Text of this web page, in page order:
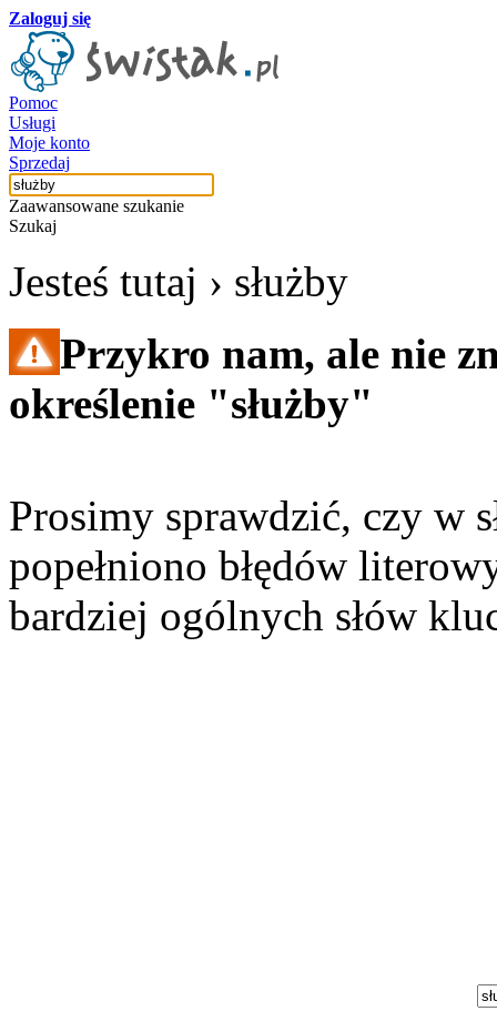
Zaloguj się
Pomoc
Usługi
Moje konto
Sprzedaj
Zaawansowane szukanie
Szukaj
Jesteś tutaj › służby
Przykro nam, ale nie
określenie "służby"
Prosimy sprawdzić, czy w
popełniono błędów
bardziej ogólnych słów